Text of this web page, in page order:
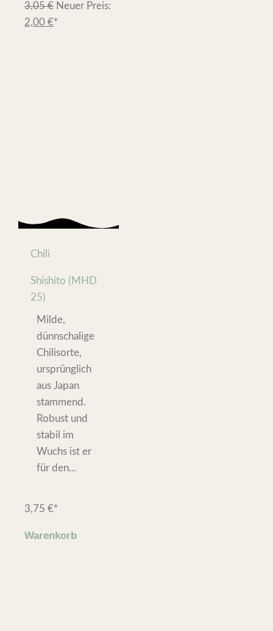
3,05€ Neuer Preis:
2,00 €*
Chili
Shishito (MHD
25)
Milde,
dünnschalige
Chilisorte,
ursprünglich
aus Japan
stammend.
Robust und
stabil im
Wuchs ist er
für den...
3,75 €*
Warenkorb